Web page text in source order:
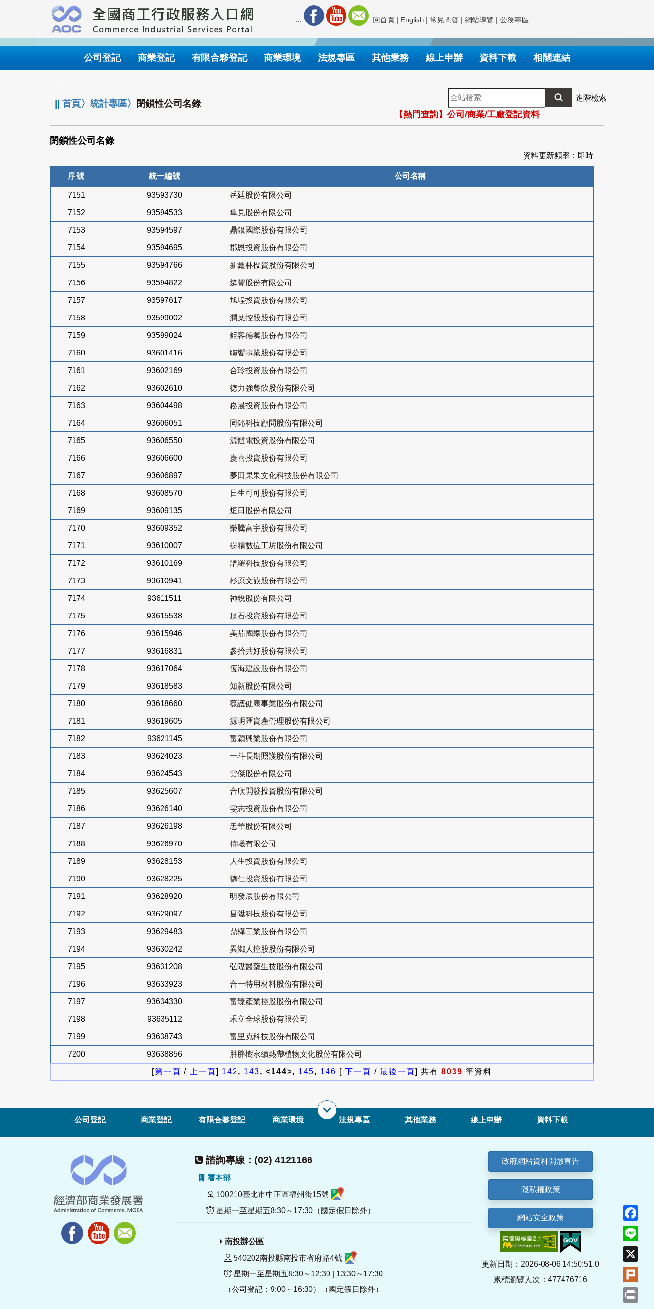
要
內
::: 回首頁 | English | 常見問答 | 網站導覽 | 公務專區
公司登記 商業登記 有限合夥登記 商業環境 法規專區 其他業務 線上申辦 資料下載 相關連結
||首頁〉統計專區〉 閉鎖性公司名錄
全
站
檢
索
進階檢索
【熱門查詢】公司/商業/工廠登記資料
閉鎖性公司名錄
資料更新頻率：即時
序號 統一編號 公司名稱
7151 93593730 岳廷股份有限公司
7152 93594533 隼見股份有限公司
7153 93594597 鼎銀國際股份有限公司
7154 93594695 郡恩投資股份有限公司
7155 93594766 新鑫林投資股份有限公司
7156 93594822 筵豐股份有限公司
7157 93597617 旭埕投資股份有限公司
7158 93599002 潤葉控股股份有限公司
7159 93599024 鉅客德饕股份有限公司
7160 93601416 聯饗事業股份有限公司
7161 93602169 合玲投資股份有限公司
7162 93602610 德力強餐飲股份有限公司
7163 93604498 崧晨投資股份有限公司
7164 93606051 同鈊科技顧問股份有限公司
7165 93606550 源鐽電投資股份有限公司
7166 93606600 慶喜投資股份有限公司
7167 93606897 夢田果果文化科技股份有限公司
7168 93608570 日生可可股份有限公司
7169 93609135 烜日股份有限公司
7170 93609352 榮騰富宇股份有限公司
7171 93610007 樹精數位工坊股份有限公司
7172 93610169 譜羅科技股份有限公司
7173 93610941 杉原文旅股份有限公司
7174 93611511 神銳股份有限公司
7175 93615538 頂石投資股份有限公司
7176 93615946 美茄國際股份有限公司
7177 93616831 參拾共好股份有限公司
7178 93617064 恆海建設股份有限公司
7179 93618583 知新股份有限公司
7180 93618660 薇護健康事業股份有限公司
7181 93619605 源明匯資產管理股份有限公司
7182 93621145 富穎興業股份有限公司
7183 93624023 一斗長期照護股份有限公司
7184 93624543 雲傑股份有限公司
7185 93625607 合欣開發投資股份有限公司
7186 93626140 雯志投資股份有限公司
7187 93626198 忠華股份有限公司
7188 93626970 待曦有限公司
7189 93628153 大生投資股份有限公司
7190 93628225 德仁投資股份有限公司
7191 93628920 明發辰股份有限公司
7192 93629097 昌陞科技股份有限公司
7193 93629483 鼎樺工業股份有限公司
7194 93630242 異鄉人控股股份有限公司
7195 93631208 弘陞醫藥生技股份有限公司
7196 93633923 合一特用材料股份有限公司
7197 93634330 富臻產業控股股份有限公司
7198 93635112 禾立全球股份有限公司
7199 93638743 富里克科技股份有限公司
7200 93638856 胖胖樹永續熱帶植物文化股份有限公司
[第一頁 / 上一頁] 142, 143, <144>, 145, 146 [ 下一頁 / 最後一頁] 共有 8039 筆資料
公司登記 商業登記 有限合夥登記 商業環境 法規專區 其他業務 線上申辦 資料下載
諮詢專線：(02) 4121166
署本部
100210臺北市中正區福州街15號
星期一至星期五8:30～17:30（國定假日除外）
南投辦公區
540202南投縣南投市省府路4號
星期一至星期五8:30～12:30 | 13:30～17:30
（公司登記：9:00～16:30）（國定假日除外）
政府網站資料開放宣告
隱私權政策
網站安全政策
更新日期：2026-08-06 14:50:51.0
累積瀏覽人次：477476716